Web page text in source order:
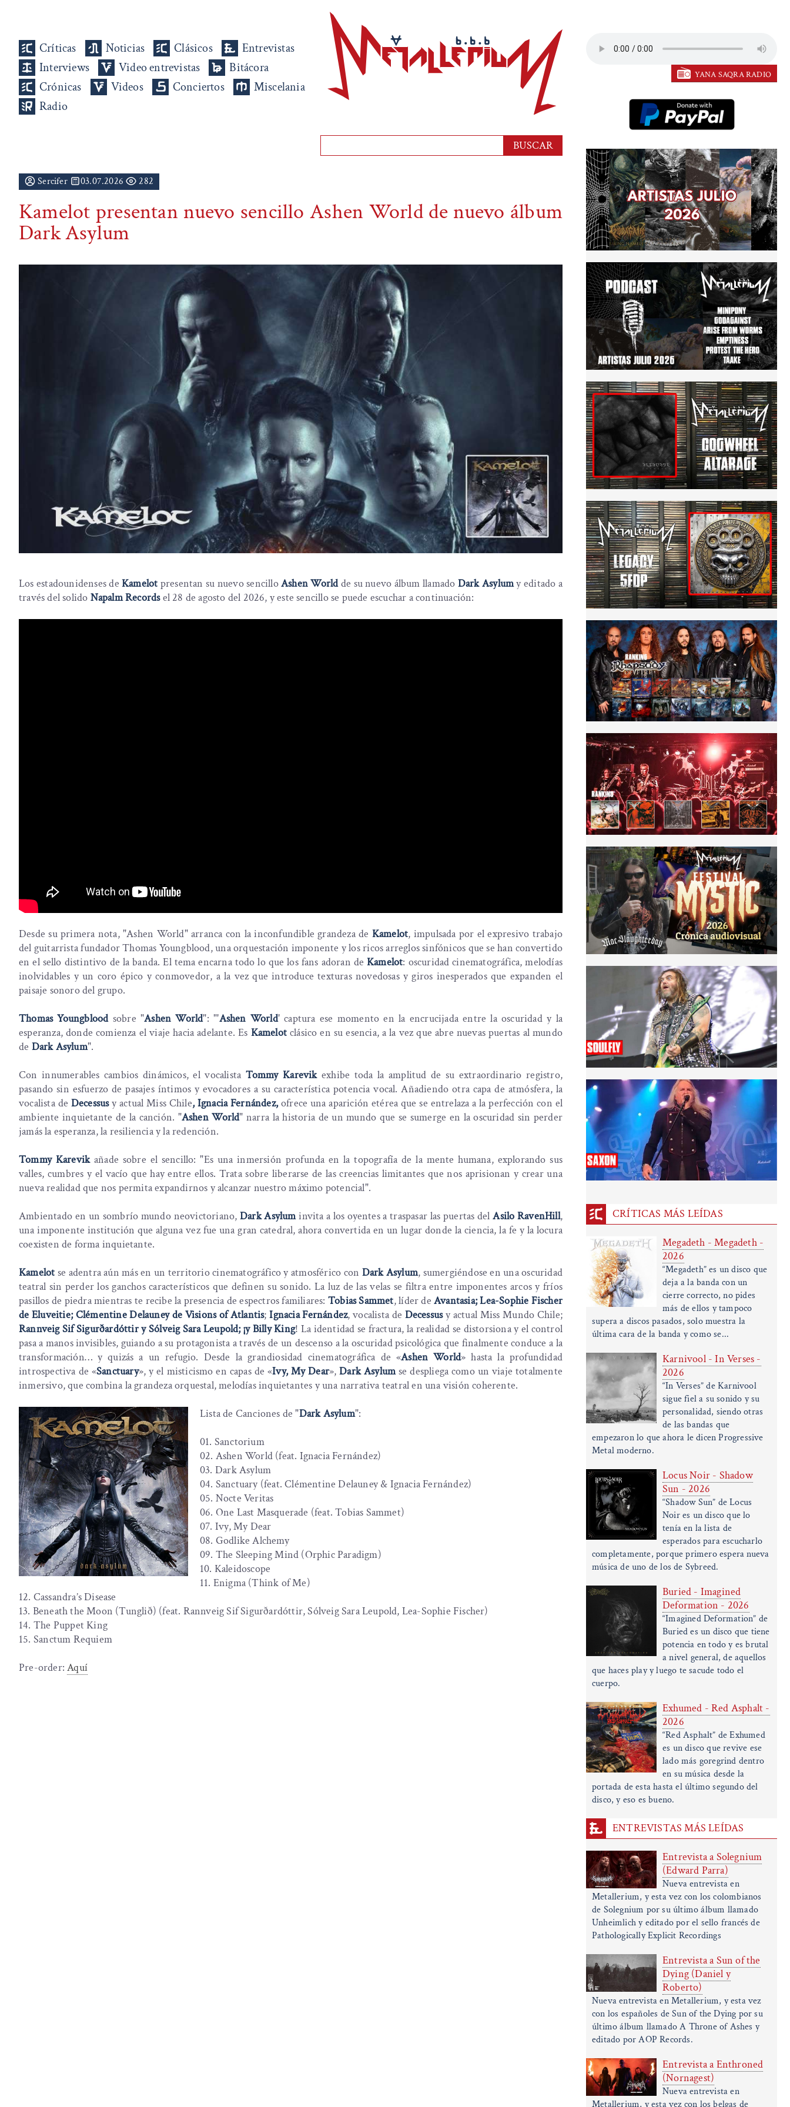
Críticas Noticias Clásicos
Entrevistas
Interviews
Video entrevistas
Bitácora
Crónicas
Videos Conciertos
Miscelania
Radio
Sercifer 03.07.2026 282
Kamelot presentan nuevo sencillo Ashen World de nuevo álbum
Dark Asylum
Los estadounidenses deKamelot presentan su nuevo sencilloAshen Worldde su nuevo álbum llamado Dark Asylumy editado a
través del solido Napalm Recordsel 28 de agosto del 2026, y este sencillo se puede escuchar a continuación:
Desde su primera nota, "Ashen World" arranca con la inconfundible grandeza de Kamelot, impulsada por el expresivo trabajo
del guitarrista fundador Thomas Youngblood, una orquestación imponente y los ricos arreglos sinfónicos que se han convertido
en el sello distintivo de la banda. El tema encarna todo lo que los fans adoran de Kamelot: oscuridad cinematográfica, melodías
inolvidables y un coro épico y conmovedor, a la vez que introduce texturas novedosas y giros inesperados que expanden el
paisaje sonoro del grupo.
Thomas Youngbloodsobre "Ashen World": "'Ashen World' captura ese momento en la encrucijada entre la oscuridad y la
esperanza, donde comienza el viaje hacia adelante. Es Kamelotclásico en su esencia, a la vez que abre nuevas puertas al mundo
de Dark Asylum".
Con innumerables cambios dinámicos, el vocalista Tommy Karevikexhibe toda la amplitud de su extraordinario registro,
pasando sin esfuerzo de pasajes íntimos y evocadores a su característica potencia vocal. Añadiendo otra capa de atmósfera, la
vocalista de Decessusy actual Miss Chile, Ignacia Fernández,ofrece una aparición etérea que se entrelaza a la perfección con el
ambiente inquietante de la canción. "Ashen World" narra la historia de un mundo que se sumerge en la oscuridad sin perder
jamás la esperanza, la resiliencia y la redención.
Tommy Karevikañade sobre el sencillo: "Es una inmersión profunda en la topografía de la mente humana, explorando sus
valles, cumbres y el vacío que hay entre ellos. Trata sobre liberarse de las creencias limitantes que nos aprisionan y crear una
nueva realidad que nos permita expandirnos y alcanzar nuestro máximo potencial".
Ambientado en un sombrío mundo neovictoriano, Dark Asyluminvita a los oyentes a traspasar las puertas delAsilo RavenHill,
una imponente institución que alguna vez fue una gran catedral, ahora convertida en un lugar donde la ciencia, la fe y la locura
coexisten de forma inquietante.
Kamelot se adentra aún más en un territorio cinematográfico y atmosférico con Dark Asylum, sumergiéndose en una oscuridad
teatral sin perder los ganchos característicos que definen su sonido. La luz de las velas se filtra entre imponentes arcos y fríos
pasillos de piedra mientras te recibe la presencia de espectros familiares: Tobias Sammet, líder deAvantasia; Lea-Sophie Fischer
de Eluveitie; Clémentine Delauney de Visions of Atlantis;Ignacia Fernández, vocalista de Decessusy actual Miss Mundo Chile;
Rannveig Sif Sigurðardóttir y Sólveig Sara Leupold; ¡y Billy King! La identidad se fractura, la realidad se distorsiona y el control
pasa a manos invisibles, guiando a su protagonista a través de un descenso a la oscuridad psicológica que finalmente conduce a la
transformación… y quizás a un refugio. Desde la grandiosidad cinematográfica de «Ashen World» hasta la profundidad
introspectiva de «Sanctuary», y el misticismo en capas de «Ivy, My Dear»,Dark Asylumse despliega como un viaje totalmente
inmersivo, que combina la grandeza orquestal, melodías inquietantes y una narrativa teatral en una visión coherente.
Lista de Canciones de "Dark Asylum":
01. Sanctorium
02. Ashen World (feat. Ignacia Fernández)
03. ⁠Dark Asylum
04. Sanctuary (feat. Clémentine Delauney & Ignacia Fernández)
05. Nocte Veritas
06. One Last Masquerade (feat. Tobias Sammet)
07. ⁠Ivy, My Dear
08. Godlike Alchemy
09. The Sleeping Mind (Orphic Paradigm)
10. Kaleidoscope
11. Enigma (Think of Me)
12. Cassandra’s Disease
13. Beneath the Moon (Tunglið) (feat. Rannveig Sif Sigurðardóttir, Sólveig Sara Leupold, Lea-Sophie Fischer)
14. ⁠The Puppet King
15. ⁠Sanctum Requiem
Pre-order:Aquí
YANA SAQRA RADIO
CRÍTICAS MÁS LEÍDAS
Megadeth - Megadeth -
2026
“Megadeth” es un disco que
deja a la banda con un
cierre correcto, no pides
más de ellos y tampoco
supera a discos pasados, solo muestra la
última cara de la banda y como se...
Karnivool - In Verses -
2026
“In Verses” de Karnivool
sigue fiel a su sonido y su
personalidad, siendo otras
de las bandas que
empezaron lo que ahora le dicen Progressive
Metal moderno.
Locus Noir - Shadow
Sun - 2026
“Shadow Sun” de Locus
Noir es un disco que lo
tenía en la lista de
esperados para escucharlo
completamente, porque primero espera nueva
música de uno de los de Sybreed.
Buried - Imagined
Deformation - 2026
“Imagined Deformation” de
Buried es un disco que tiene
potencia en todo y es brutal
a nivel general, de aquellos
que haces play y luego te sacude todo el
cuerpo.
Exhumed - Red Asphalt -
2026
“Red Asphalt” de Exhumed
es un disco que revive ese
lado más goregrind dentro
en su música desde la
portada de esta hasta el último segundo del
disco, y eso es bueno.
ENTREVISTAS MÁS LEÍDAS
Entrevista a Solegnium
(Edward Parra)
Nueva entrevista en
Metallerium, y esta vez con los colombianos
de Solegnium por su último álbum llamado
Unheimlich y editado por el sello francés de
Pathologically Explicit Recordings
Entrevista a Sun of the
Dying (Daniel y
Roberto)
Nueva entrevista en Metallerium, y esta vez
con los españoles de Sun of the Dying por su
último álbum llamado A Throne of Ashes y
editado por AOP Records.
Entrevista a Enthroned
(Nornagest)
Nueva entrevista en
Metallerium, y esta vez con los belgas de